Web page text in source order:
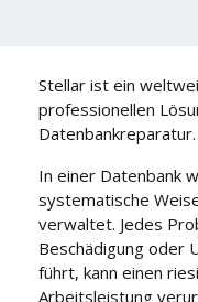
Stellar ist ein
professionellen
Datenbankreparatur.
In einer Datenbank
systematische
verwaltet. Jedes
Beschädigung oder
führt, kann einen
Arbeitsleistung